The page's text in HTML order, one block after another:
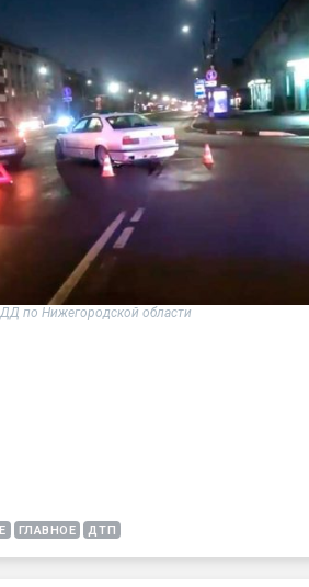
по Нижегородской области
ГЛАВНОЕ ДТП